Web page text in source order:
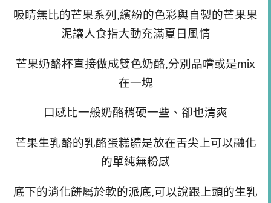
吸睛無比的芒果系列,繽紛的色彩與自製的芒果果
泥讓人食指大動充滿夏日風情
芒果奶酪杯直接做成雙色奶酪,分別品嚐或是mix
在一塊
口感比一般奶酪稍硬一些、卻也清爽
芒果生乳酪的乳酪蛋糕體是放在舌尖上可以融化
的單純無粉感
底下的消化餅屬於軟的派底,可以說跟上頭的生乳